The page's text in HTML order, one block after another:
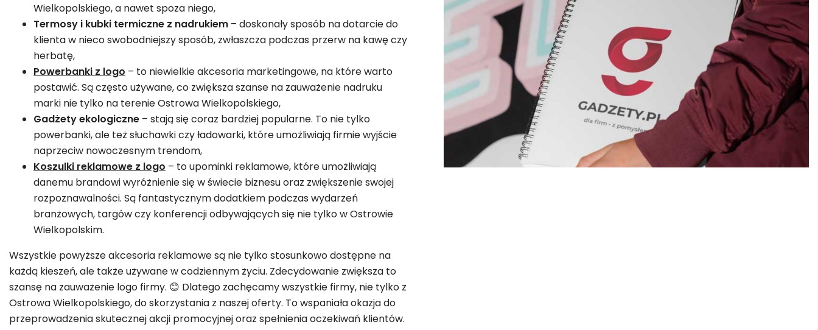
Wielkopolskiego, a nawet spoza niego,
Termosy i kubki termiczne z nadrukiem – doskonały sposób na dotarcie do
klienta w nieco swobodniejszy sposób, zwłaszcza podczas przerw na kawę czy
herbatę,
Powerbanki z logo – to niewielkie akcesoria marketingowe, na które warto
postawić. Są często używane, co zwiększa szanse na zauważenie nadruku
marki nie tylko na terenie Ostrowa Wielkopolskiego,
Gadżety ekologiczne – stają się coraz bardziej popularne. To nie tylko
powerbanki, ale też słuchawki czy ładowarki, które umożliwiają firmie wyjście
naprzeciw nowoczesnym trendom,
Koszulki reklamowe z logo – to upominki reklamowe, które umożliwiają
danemu brandowi wyróżnienie się w świecie biznesu oraz zwiększenie swojej
rozpoznawalności. Są fantastycznym dodatkiem podczas wydarzeń
branżowych, targów czy konferencji odbywających się nie tylko w Ostrowie
Wielkopolskim.
Wszystkie powyższe akcesoria reklamowe są nie tylko stosunkowo dostępne na
każdą kieszeń, ale także używane w codziennym życiu. Zdecydowanie zwiększa to
szansę na zauważenie logo firmy. 😊 Dlatego zachęcamy wszystkie firmy, nie tylko z
Ostrowa Wielkopolskiego, do skorzystania z naszej oferty. To wspaniała okazja do
przeprowadzenia skutecznej akcji promocyjnej oraz spełnienia oczekiwań klientów.